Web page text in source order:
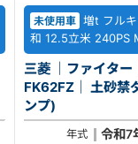
未使用車 増t フル
和 12.5立米 240PS
三菱 ｜ファイター
FK62FZ｜ 土砂禁ダンプ(深ダ
ンプ)
年式 令和7